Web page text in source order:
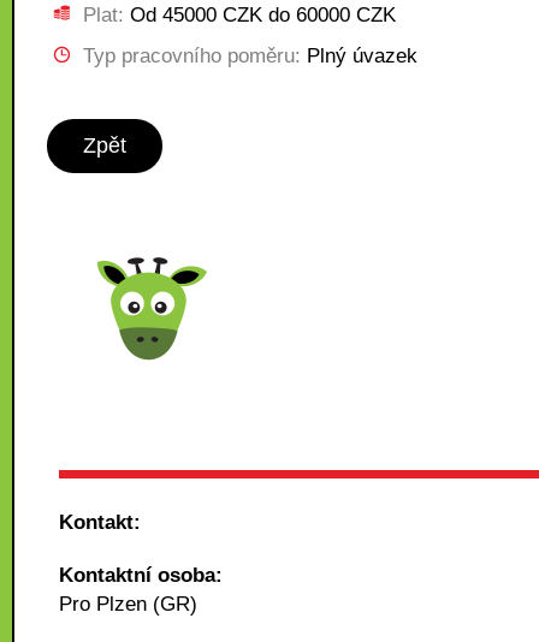
Plat: Od 45000 CZK do 60000 CZK
Typ pracovního poměru: Plný úvazek
Zpět
Kontakt:
Kontaktní osoba:
Pro Plzen (GR)